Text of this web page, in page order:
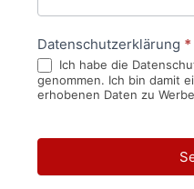
Datenschutzerklärung *
Ich habe die
genommen. Ich bin damit
erhobenen Daten zu